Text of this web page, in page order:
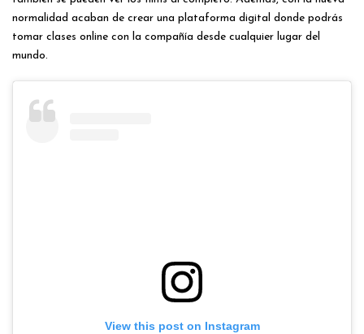
normalidad acaban de crear una plataforma digital donde podrás
tomar clases online con la compañía desde cualquier lugar del
mundo.
View this post on Instagram